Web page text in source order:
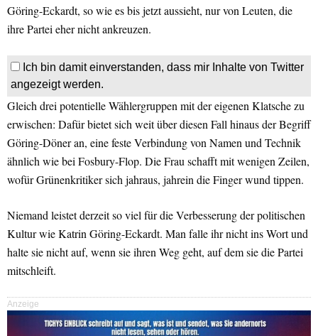
Göring-Eckardt, so wie es bis jetzt aussieht, nur von Leuten, die
ihre Partei eher nicht ankreuzen.
Ich bin damit einverstanden, dass mir Inhalte von Twitter
angezeigt werden.
Gleich drei potentielle Wählergruppen mit der eigenen Klatsche zu
erwischen: Dafür bietet sich weit über diesen Fall hinaus der Begriff
Göring-Döner an, eine feste Verbindung von Namen und Technik
ähnlich wie bei Fosbury-Flop. Die Frau schafft mit wenigen Zeilen,
wofür Grünenkritiker sich jahraus, jahrein die Finger wund tippen.
Niemand leistet derzeit so viel für die Verbesserung der politischen
Kultur wie Katrin Göring-Eckardt. Man falle ihr nicht ins Wort und
halte sie nicht auf, wenn sie ihren Weg geht, auf dem sie die Partei
mitschleift.
Anzeige